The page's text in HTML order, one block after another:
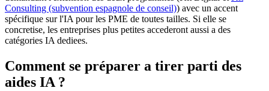
Consulting (subvention espagnole de conseil)) avec un accent
spécifique sur l'IA pour les PME de toutes tailles. Si elle se
concretise, les entreprises plus petites accederont aussi a des
catégories IA dediees.
Comment se préparer a tirer parti des
aides IA ?